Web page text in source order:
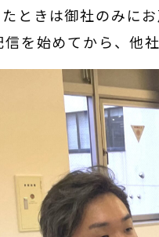
ときは御社のみに
を始めてから、他